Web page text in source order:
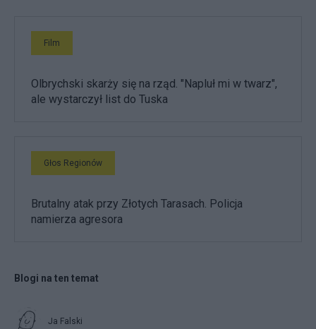
Film
Olbrychski skarży się na rząd. "Napluł mi w twarz",
ale wystarczył list do Tuska
Głos Regionów
Brutalny atak przy Złotych Tarasach. Policja
namierza agresora
Blogi na ten temat
Ja Falski